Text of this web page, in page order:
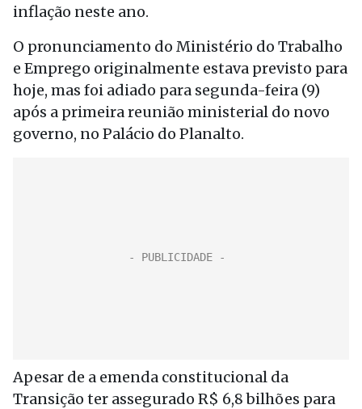
inflação neste ano.
O pronunciamento do Ministério do Trabalho
e Emprego originalmente estava previsto para
hoje, mas foi adiado para segunda-feira (9)
após a primeira reunião ministerial do novo
governo, no Palácio do Planalto.
Apesar de a emenda constitucional da
Transição ter assegurado R$ 6,8 bilhões para